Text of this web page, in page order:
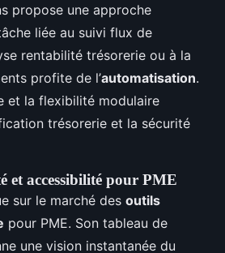
propose une approche
liée au suivi flux de
rentabilité trésorerie ou à la
profite de l’automatisation.
et la flexibilité modulaire
trésorerie et la sécurité
et accessibilité pour PME
sur le marché des outils
pour PME. Son tableau de
une vision instantanée du